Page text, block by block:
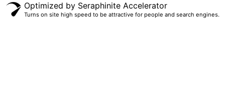
Optimized by Seraphinite Accelerator
Turns on site high speed to be attractive for people and search engines.